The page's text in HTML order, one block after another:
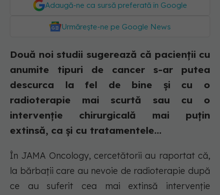
Adaugă-ne ca sursă preferată în Google
Urmărește-ne pe Google News
Două noi studii sugerează că pacienții cu
anumite tipuri de cancer s-ar putea
descurca la fel de bine și cu o
radioterapie mai scurtă sau cu o
intervenție chirurgicală mai puțin
extinsă, ca și cu tratamentele...
În JAMA Oncology, cercetătorii au raportat că,
la bărbații care au nevoie de radioterapie după
ce au suferit cea mai extinsă intervenție